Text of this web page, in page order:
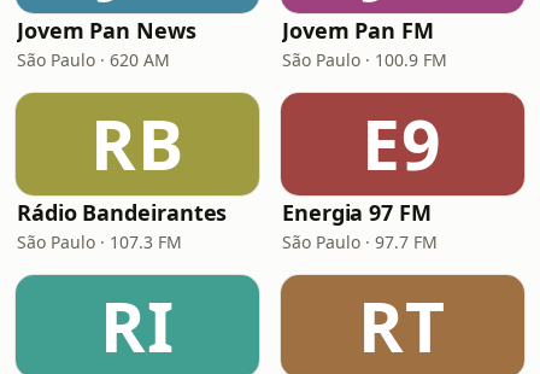
Jovem Pan News
São Paulo · 620 AM
Jovem Pan FM
São Paulo · 100.9 FM
RB
Rádio Bandeirantes
São Paulo · 107.3 FM
E9
Energia 97 FM
São Paulo · 97.7 FM
RI RT